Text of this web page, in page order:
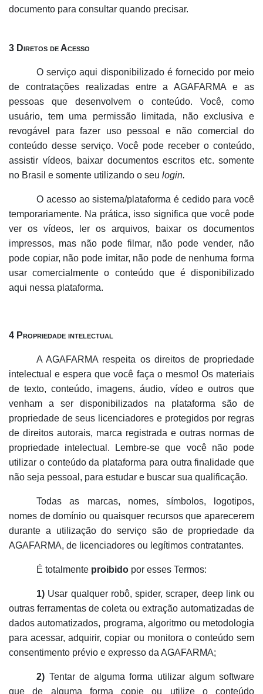
documento para consultar quando precisar.
3 Diretos de Acesso
O serviço aqui disponibilizado é fornecido por meio
de contratações realizadas entre a AGAFARMA e as
pessoas que desenvolvem o conteúdo. Você, como
usuário, tem uma permissão limitada, não exclusiva e
revogável para fazer uso pessoal e não comercial do
conteúdo desse serviço. Você pode receber o conteúdo,
assistir vídeos, baixar documentos escritos etc. somente
no Brasil e somente utilizando o seu login.
O acesso ao sistema/plataforma é cedido para você
temporariamente. Na prática, isso significa que você pode
ver os vídeos, ler os arquivos, baixar os documentos
impressos, mas não pode filmar, não pode vender, não
pode copiar, não pode imitar, não pode de nenhuma forma
usar comercialmente o conteúdo que é disponibilizado
aqui nessa plataforma.
4 Propriedade intelectual
A AGAFARMA respeita os direitos de propriedade
intelectual e espera que você faça o mesmo! Os materiais
de texto, conteúdo, imagens, áudio, vídeo e outros que
venham a ser disponibilizados na plataforma são de
propriedade de seus licenciadores e protegidos por regras
de direitos autorais, marca registrada e outras normas de
propriedade intelectual. Lembre-se que você não pode
utilizar o conteúdo da plataforma para outra finalidade que
não seja pessoal, para estudar e buscar sua qualificação.
Todas as marcas, nomes, símbolos, logotipos,
nomes de domínio ou quaisquer recursos que aparecerem
durante a utilização do serviço são de propriedade da
AGAFARMA, de licenciadores ou legítimos contratantes.
É totalmente proibido por esses Termos:
1) Usar qualquer robô, spider, scraper, deep link ou
outras ferramentas de coleta ou extração automatizadas de
dados automatizados, programa, algoritmo ou metodologia
para acessar, adquirir, copiar ou monitora o conteúdo sem
consentimento prévio e expresso da AGAFARMA;
2) Tentar de alguma forma utilizar algum software
que de alguma forma copie ou utilize o conteúdo